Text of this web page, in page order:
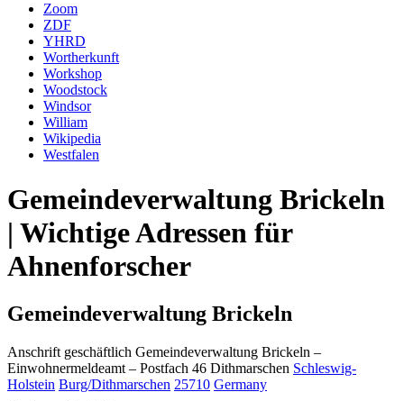
Zoom
ZDF
YHRD
Wortherkunft
Workshop
Woodstock
Windsor
William
Wikipedia
Westfalen
Gemeindeverwaltung Brickeln
| Wichtige Adressen für
Ahnenforscher
Gemeindeverwaltung Brickeln
Anschrift geschäftlich Gemeindeverwaltung Brickeln –
Einwohnermeldeamt – Postfach 46 Dithmarschen Schleswig-
Holstein Burg/Dithmarschen 25710 Germany